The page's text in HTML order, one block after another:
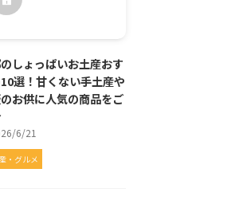
しょっぱいお土産おす
選！甘くない手土産や
お供に人気の商品をご
6/21
・グルメ